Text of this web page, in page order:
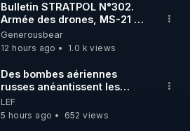
Bulletin STRATPOL N°302.
Armée des drones, MS-21 en
série, missiles coréens.
07.08.2026.
Generousbear
12 hours ago
1.0 k views
Des bombes aériennes
russes anéantissent les
centres de contrôle de
drones de 3 brigades
ukrainienne
LEF
5 hours ago
652 views